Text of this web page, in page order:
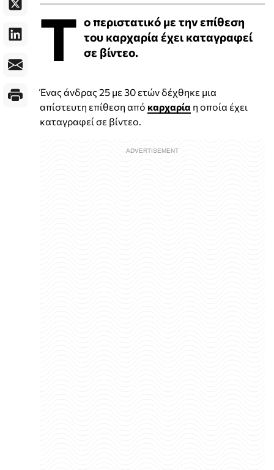
Τ ο περιστατικό με την επίθεση
του καρχαρία έχει καταγραφεί
σε βίντεο.
Ένας άνδρας 25 με 30 ετών δέχθηκε μια
απίστευτη επίθεση από καρχαρία η οποία έχει
καταγραφεί σε βίντεο.